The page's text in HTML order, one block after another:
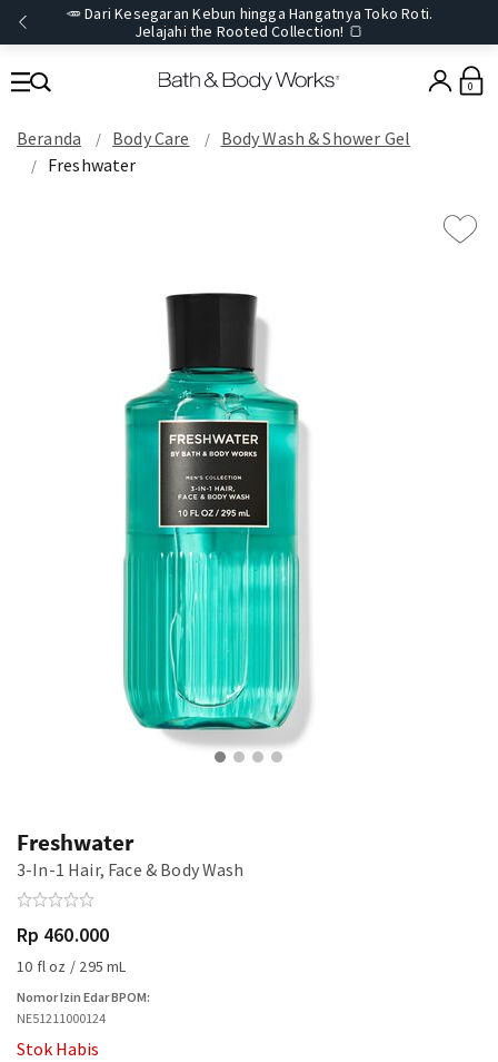
🥕 Dari Kesegaran Kebun hingga Hangatnya Toko Roti.
Jelajahi the Rooted Collection! 🍞
0
Beranda Body Care
Body Wash & Shower Gel
Freshwater
Freshwater
3-In-1 Hair, Face & Body Wash
Rp 460.000
10 fl oz / 295 mL
Nomor Izin Edar BPOM:
NE51211000124
Stok Habis